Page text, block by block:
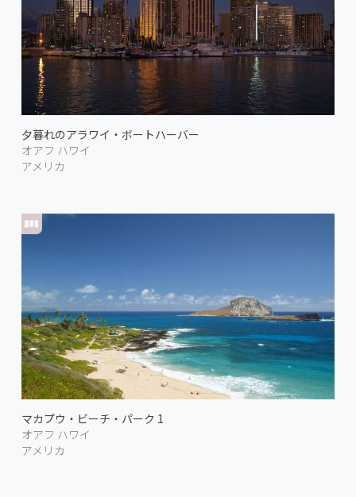
夕暮れのアラワイ・ボートハーバー
オアフ ハワイ
アメリカ
マカプウ・ビーチ・パーク 1
オアフ ハワイ
アメリカ